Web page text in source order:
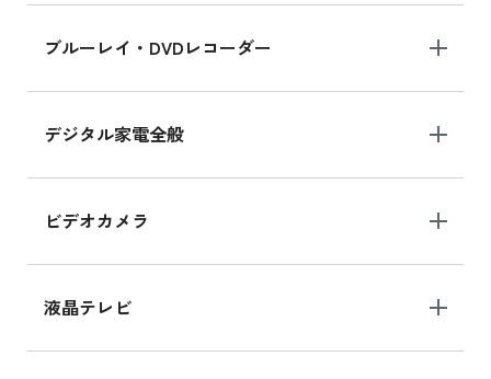
ブルーレイ・DVDレコーダー
デジタル家電全般
ビデオカメラ
液晶テレビ
iPhone 16 シリーズ
iPhone 16 の新品買取価格
iPad Air 11インチ シリーズ
iPad Air 11インチ の新品買取価格
iPhone 15 128GB シリーズ
iPhone 15 128GB の新品買取価格